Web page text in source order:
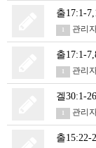
출17:1-
관리
출17:1-
관리
겔30:1-
관리
출